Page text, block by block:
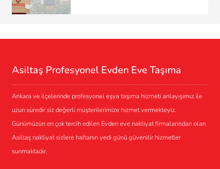
Asiltaş Profesyonel Evden Eve Taşıma
Ankara ve ilçelerinde profesyonel eşya taşıma hizmeti anlayışımız ile
uzun süredir siz değerli müşterilerimize hizmet vermekteyiz.
Günümüzün en çok tercih edilen Evden eve nakliyat firmalarından olan
Asiltaş nakliyat sizlere haftanın yedi günü güvenilir hizmetler
sunmaktadır.